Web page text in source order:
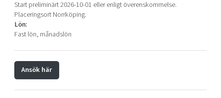
Start preliminärt 2026-10-01 eller enligt överenskommelse.
Placeringsort Norrköping.
Lön:
Fast lön, månadslön
Ansök här